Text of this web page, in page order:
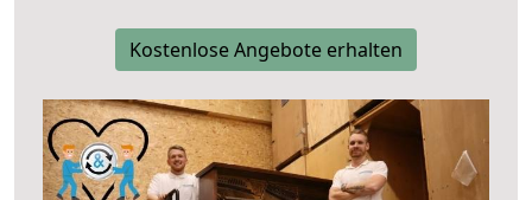
Kostenlose Angebote erhalten